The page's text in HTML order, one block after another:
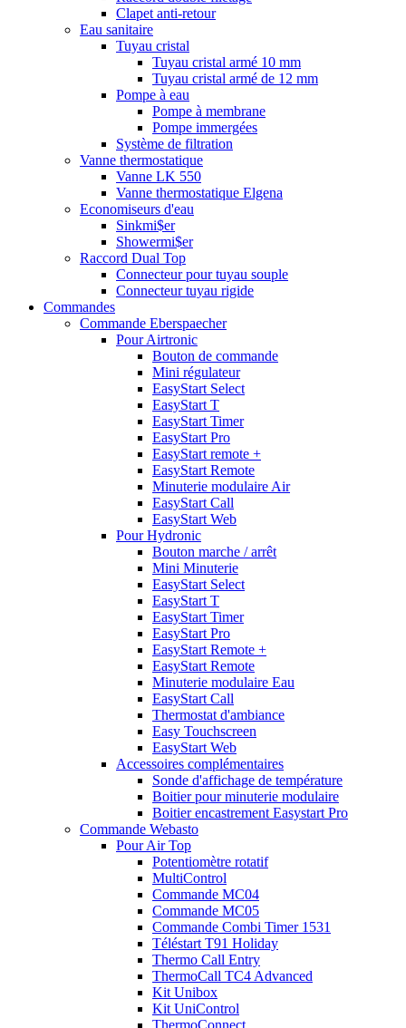
Clapet anti-retour
Eau sanitaire
Tuyau cristal
Tuyau cristal armé 10 mm
Tuyau cristal armé de 12 mm
Pompe à eau
Pompe à membrane
Pompe immergées
Système de filtration
Vanne thermostatique
Vanne LK 550
Vanne thermostatique Elgena
Economiseurs d'eau
Sinkmi$er
Showermi$er
Raccord Dual Top
Connecteur pour tuyau souple
Connecteur tuyau rigide
Commandes
Commande Eberspaecher
Pour Airtronic
Bouton de commande
Mini régulateur
EasyStart Select
EasyStart T
EasyStart Timer
EasyStart Pro
EasyStart remote +
EasyStart Remote
Minuterie modulaire Air
EasyStart Call
EasyStart Web
Pour Hydronic
Bouton marche / arrêt
Mini Minuterie
EasyStart Select
EasyStart T
EasyStart Timer
EasyStart Pro
EasyStart Remote +
EasyStart Remote
Minuterie modulaire Eau
EasyStart Call
Thermostat d'ambiance
Easy Touchscreen
EasyStart Web
Accessoires complémentaires
Sonde d'affichage de température
Boitier pour minuterie modulaire
Boitier encastrement Easystart Pro
Commande Webasto
Pour Air Top
Potentiomètre rotatif
MultiControl
Commande MC04
Commande MC05
Commande Combi Timer 1531
Téléstart T91 Holiday
Thermo Call Entry
ThermoCall TC4 Advanced
Kit Unibox
Kit UniControl
ThermoConnect